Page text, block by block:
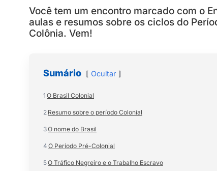
Você tem um encontro marcado com o
aulas e resumos sobre os ciclos do
Colônia. Vem!
Sumário Ocultar
1 O Brasil Colonial
2 Resumo sobre o período Colonial
3O nome do Brasil
4 O Período Pré-Colonial
5O Tráfico Negreiro e o Trabalho Escravo